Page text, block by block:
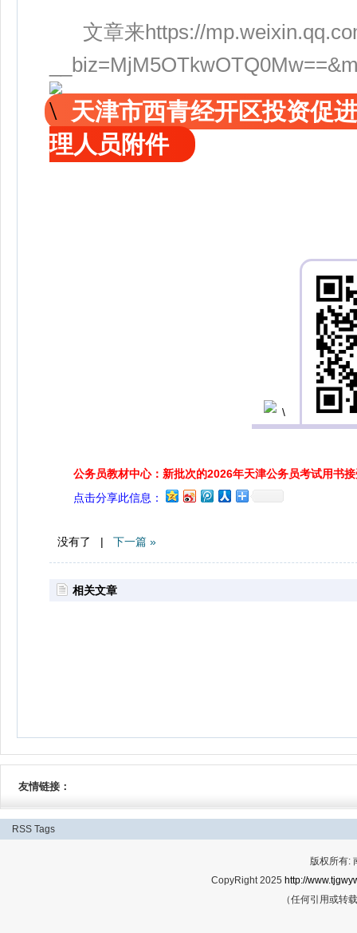
文章来https://
天津市西青经开区投资促
理人员附件
公务员教材中心：新批次的2026年天津公务员考试用书
点击分享此信息：
没有了 | 下一篇 »
相关文章
友情链接：
RSS Tags
版权所有:
CopyRight 2025 http://
（任何引用或转